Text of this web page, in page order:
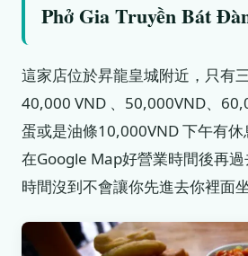
Phở Gia Truyền Bát
這家店位於昇龍皇城附近，只有
40,000 VND 、50,000VND、
蛋或是油條10,000VND 下午有
在Google Map好營業時間後再
時間沒到不會讓你先進去你裡面